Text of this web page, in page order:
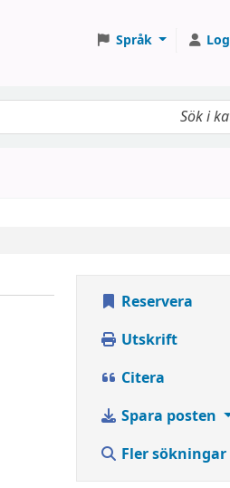
Språk
Reservera
Utskrift
Citera
Spara posten
Fler sökningar